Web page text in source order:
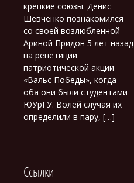
крепкие союзы. Денис
Шевченко познакомился
со своей возлюбленной
Ариной Придон 5 лет назад
на репетиции
патриотической акции
«Вальс Победы», когда
оба они были студентами
ЮУрГУ. Волей случая их
определили в пару, […]
Ссылки